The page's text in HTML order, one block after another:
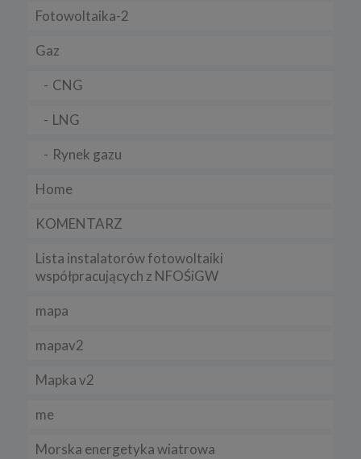
Fotowoltaika-2
Gaz
CNG
LNG
Rynek gazu
Home
KOMENTARZ
Lista instalatorów fotowoltaiki
współpracujących z NFOŚiGW
mapa
mapav2
Mapka v2
me
Morska energetyka wiatrowa
zamieszczenie w serwisie jej nowej wersji.
Regulamin serwisu